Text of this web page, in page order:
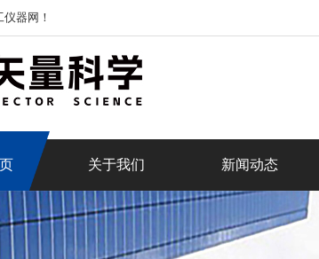
器网！
关于我们 新闻动态